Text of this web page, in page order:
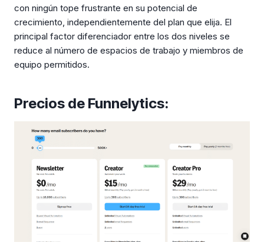
con ningún tope frustrante en su potencial de
crecimiento, independientemente del plan que elija. El
principal factor diferenciador entre los dos niveles se
reduce al número de espacios de trabajo y miembros de
equipo permitidos.
Precios de Funnelytics: